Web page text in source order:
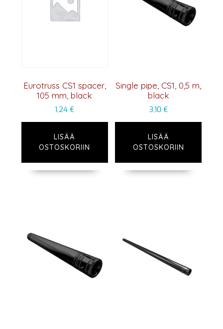
Eurotruss CS1 spacer,
105 mm, black
1,24€
LISÄÄ
OSTOSKORIIN
Single pipe, CS1, 0,5 m,
black
3,10 €
LISÄÄ
OSTOSKORIIN